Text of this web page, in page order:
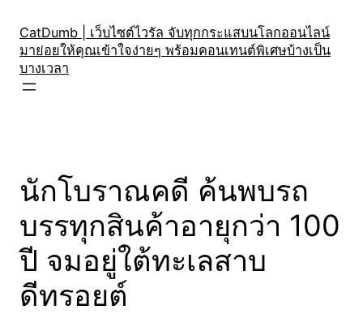
content
CatDumb | เว็บไซต์ไวรัล จับทุกกระแสบนโลกออนไลน์
มาย่อยให้คุณเข้าใจง่ายๆ พร้อมคอนเทนต์พิเศษบ้างเป็น
บางเวลา
นักโบราณคดี ค้นพบรถ
บรรทุกสินค้าอายุกว่า 100
ปี จมอยู่ใต้ทะเลสาบ
ดีทรอยต์